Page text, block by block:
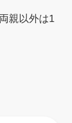
親以外は1